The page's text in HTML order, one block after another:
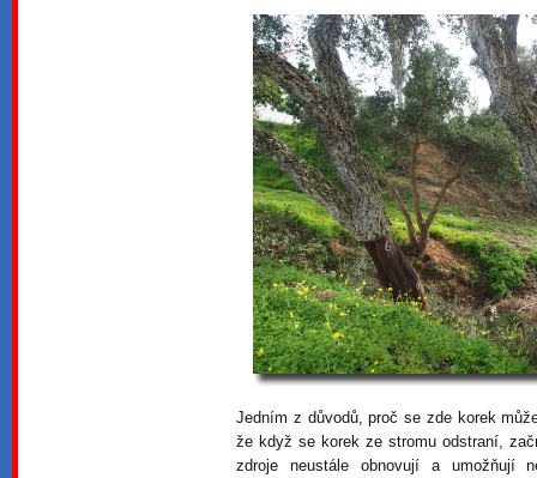
Jedním z důvodů, proč se zde korek
že když se korek ze stromu odstraní,
zdroje neustále obnovují a umožňují